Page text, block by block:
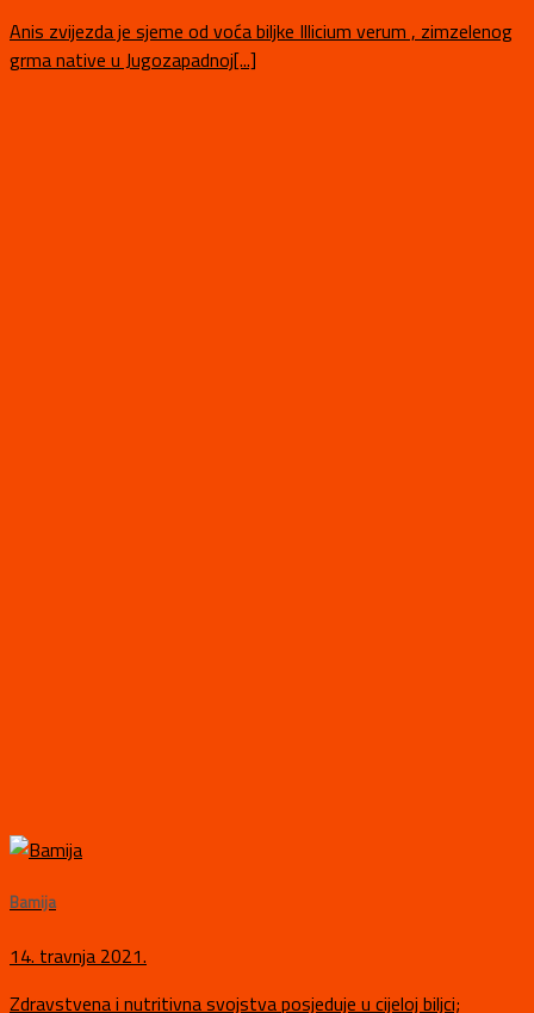
Anis zvijezda je sjeme od voća biljke Illicium verum , zimzelenog
grma native u Jugozapadnoj[...]
Bamija
14. travnja 2021.
Zdravstvena i nutritivna svojstva posjeduje u cijeloj biljci;